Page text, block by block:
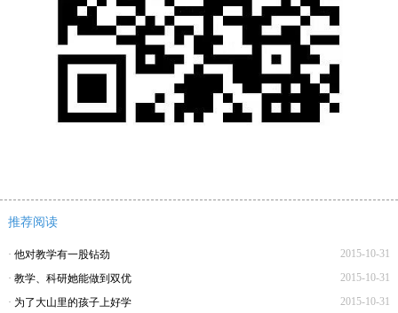
推荐阅读
2015-10-31
· 他对教学有一股钻劲
2015-10-31
· 教学、科研她能做到双优
2015-10-31
· 为了大山里的孩子上好学